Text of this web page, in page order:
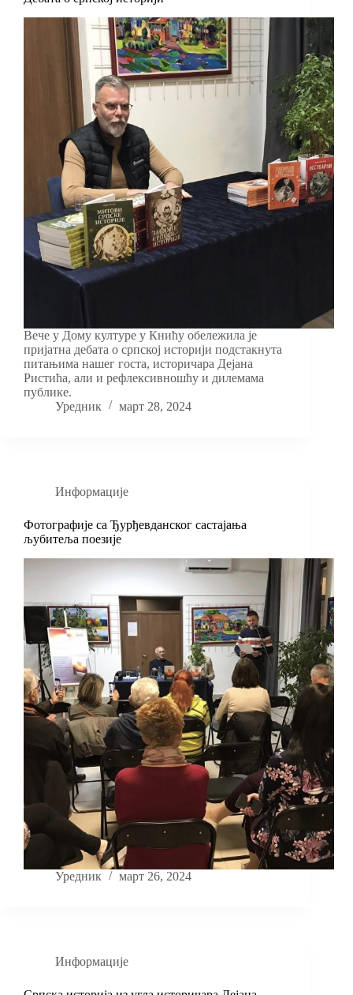
Вече у Дому културе у Книћу обележила је
пријатна дебата о српској историји подстакнута
питањима нашег госта, историчара Дејана
Ристића, али и рефлексивношћу и дилемама
публике.
Уредник
март 28, 2024
Информације
Фотографије са Ђурђевданског састајања
љубитеља поезије
Уредник март 26, 2024
Информације